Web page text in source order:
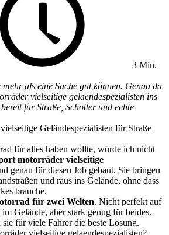
3 Min.
als eine Sache gut können. Genau da
vielseitige gelaendespezialisten ins
für Straße, Schotter und echte
Geländespezialisten für Straße
für alles haben wollte, würde ich nicht
motorräder vielseitige
genau für diesen Job gebaut. Sie bringen
und raus ins Gelände, ohne dass
brauche.
für zwei Welten. Nicht perfekt auf
Gelände, aber stark genug für beides.
für viele Fahrer die beste Lösung.
vielseitige gelaendespezialisten?